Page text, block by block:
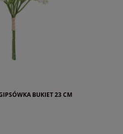
BUKIET 23 CM